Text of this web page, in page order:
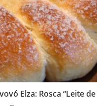
Elza: Rosca “Leite